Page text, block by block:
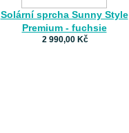
Solární sprcha Sunny Style
Premium - fuchsie
2 990,00 Kč